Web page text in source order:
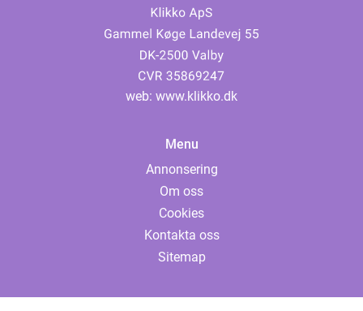
web: www.klikko.dk
Menu
Annonsering
Om oss
Cookies
Kontakta oss
Sitemap